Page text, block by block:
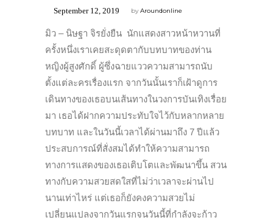
byAroundonline
September 12, 2019
มิว – นิษฐา จิรยั่งยืน นักแสดงสาวหน้าหวานที่
ครั้งหนึ่งเราเคยสะดุดตากับบทบาทของท่าน
หญิงผู้สูงศักดิ์ ผู้ซึ่งฉายแววความสามารถนับ
ตั้งแต่ละครเรื่องแรก จากวันนั้นเราก็เฝ้าดูการ
เดินทางของเธอบนเส้นทางในวงการบันเทิงเรื่อย
มา เธอได้ฝากความประทับใจไว้กับหลากหลาย
บทบาท และในวันนี้เวลาได้ผ่านมาถึง 7 ปีแล้ว
ประสบการณ์ที่สั่งสมได้ทำให้ความสามารถ
ทางการแสดงของเธอเติบโตและพัฒนาขึ้น สวน
ทางกับความสวยสดใสที่ไม่ว่าเวลาจะผ่านไป
นานเท่าไหร่ แต่เธอก็ยังคงความสวยไม่
เปลี่ยนแปลงจากวันแรกจนวันนี้ที่กำลังจะก้าว